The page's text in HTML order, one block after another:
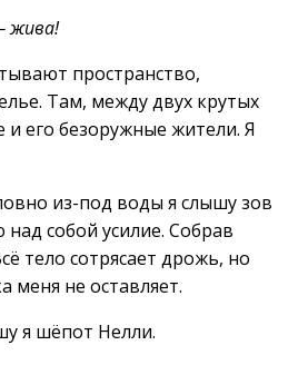
жива!
пространство,
Там, между двух крутых
и его безоружные жители. Я
из-под воды я слышу зов
собой усилие. Собрав
тело сотрясает дрожь, но
не оставляет.
я шёпот Нелли.